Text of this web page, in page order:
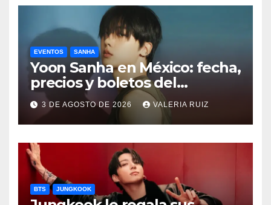
EVENTOS SANHA
Yoon Sanha en México: fecha,
precios y boletos del
FANCON
3 DE AGOSTO DE 2026 VALERIA RUIZ
BTS JUNGKOOK